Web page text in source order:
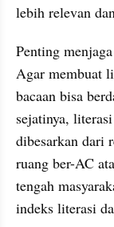
lebih relevan
Penting
Agar membuat
bacaan bisa
sejatinya,
dibesarkan dari
ruang ber-AC
tengah
indeks literasi